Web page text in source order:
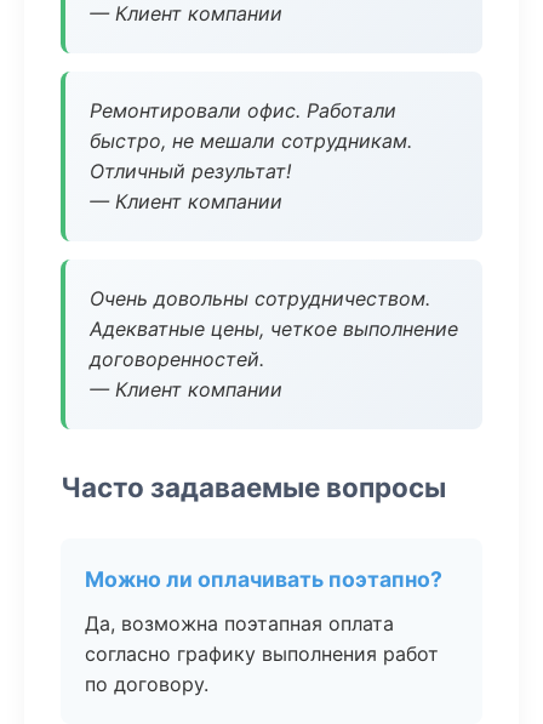
— Клиент компании
Ремонтировали офис. Работали
быстро, не мешали сотрудникам.
Отличный результат!
— Клиент компании
Очень довольны сотрудничеством.
Адекватные цены, четкое выполнение
договоренностей.
— Клиент компании
Часто задаваемые вопросы
Можно ли оплачивать поэтапно?
Да, возможна поэтапная оплата
согласно графику выполнения работ
по договору.